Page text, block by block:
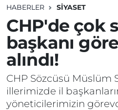
HABERLER SİYASET
CHP'de çok
başkanı
alındı!
CHP Sözcüsü Müslüm
illerimizde il
yöneticilerimizin
DÜNYA
EĞİTİM
ÖZEL HABER
Süper Lig Puan
Tüm Manşetler
Son Dakika Haberleri
Haber Arşivi